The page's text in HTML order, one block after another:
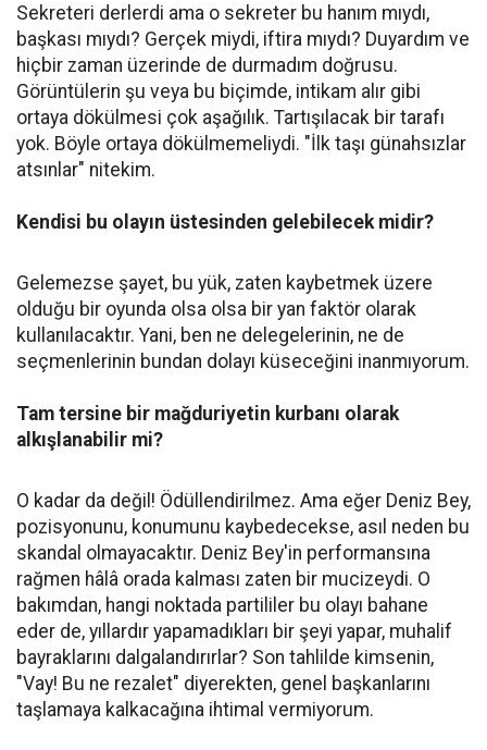
Sekreteri derlerdi ama o sekreter bu hanım mıydı,
başkası mıydı? Gerçek miydi, iftira mıydı? Duyardım ve
hiçbir zaman üzerinde de durmadım doğrusu.
Görüntülerin şu veya bu biçimde, intikam alır gibi
ortaya dökülmesi çok aşağılık. Tartışılacak bir tarafı
yok. Böyle ortaya dökülmemeliydi. "İlk taşı günahsızlar
atsınlar" nitekim.
Kendisi bu olayın üstesinden gelebilecek midir?
Gelemezse şayet, bu yük, zaten kaybetmek üzere
olduğu bir oyunda olsa olsa bir yan faktör olarak
kullanılacaktır. Yani, ben ne delegelerinin, ne de
seçmenlerinin bundan dolayı küseceğini inanmıyorum.
Tam tersine bir mağduriyetin kurbanı olarak
alkışlanabilir mi?
O kadar da değil! Ödüllendirilmez. Ama eğer Deniz Bey,
pozisyonunu, konumunu kaybedecekse, asıl neden bu
skandal olmayacaktır. Deniz Bey'in performansına
rağmen hâlâ orada kalması zaten bir mucizeydi. O
bakımdan, hangi noktada partililer bu olayı bahane
eder de, yıllardır yapamadıkları bir şeyi yapar, muhalif
bayraklarını dalgalandırırlar? Son tahlilde kimsenin,
"Vay! Bu ne rezalet" diyerekten, genel başkanlarını
taşlamaya kalkacağına ihtimal vermiyorum.